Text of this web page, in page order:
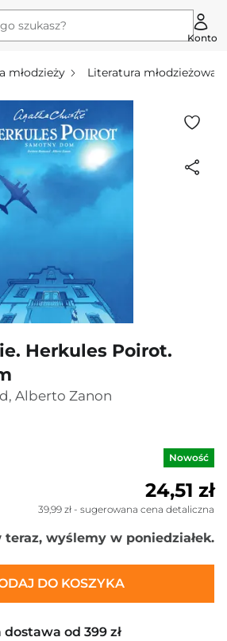
szukasz?
Konto
młodzieży Literatura młodzieżowa
Herkules Poirot.
, Alberto Zanon
Nowość
24,51 zł
39,99 zł - sugerowana cena detaliczna
teraz, wyślemy w poniedziałek.
DO KOSZYKA
od 399 zł